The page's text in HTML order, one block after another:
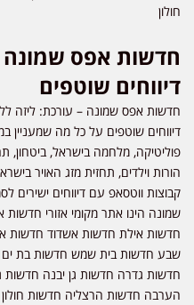
חולון
דיווחים שוטפים
חדשות אפס שמונה – עורכת: ליזה
דיווחים שוטפים על כל מה שמעניין
פוליטיקה, מלחמה בישראל, ביטחון,
הורות וילדים, תחזית מזג האויר
קבוצות ווטסאפ עם דיווחים ישירים
שמונה הינו אתר מקומי אזורי
חדשות אילת חדשות אשדוד חדשות
שבע חדשות בית שמש חדשות בת ים
חדשות גדרה חדשות גן יבנה חדשות
הערבה חדשות הרצליה חדשות חולון